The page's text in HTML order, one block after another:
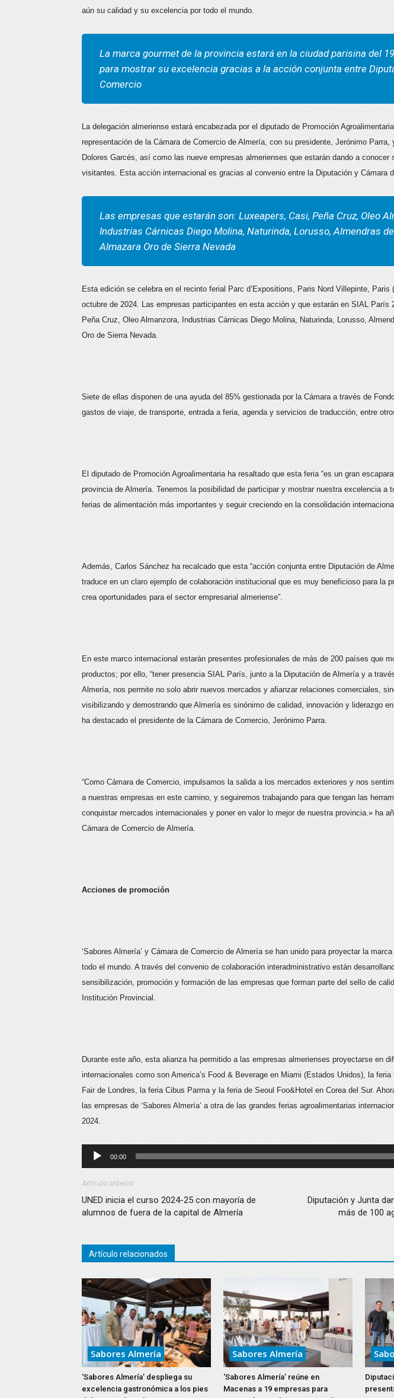
aún su calidad y su excelencia por todo el mundo.
La marca gourmet de la provincia estará en la ciudad parisina del
para mostrar su excelencia gracias a la acción conjunta entre
Comercio
La delegación almeriense estará encabezada por el diputado de Promoción
representación de la Cámara de Comercio de Almería, con su presidente, Jerónimo
Dolores Garcés, así como las nueve empresas almerienses que estarán dando a conocer
visitantes. Esta acción internacional es gracias al convenio entre la Diputación y Cámara
Las empresas que estarán son: Luxeapers, Casi, Peña Cruz, Oleo
Industrias Cárnicas Diego Molina, Naturinda, Lorusso, Almendras
Almazara Oro de Sierra Nevada
Esta edición se celebra en el recinto ferial Parc d’Expositions, Paris Nord Villepinte, Paris
octubre de 2024. Las empresas participantes en esta acción y que estarán en SIAL París
Peña Cruz, Oleo Almanzora, Industrias Cárnicas Diego Molina, Naturinda, Lorusso,
Oro de Sierra Nevada.
Siete de ellas disponen de una ayuda del 85% gestionada por la Cámara a través de
gastos de viaje, de transporte, entrada a feria, agenda y servicios de traducción, entre
El diputado de Promoción Agroalimentaria ha resaltado que esta feria “es un gran
provincia de Almería. Tenemos la posibilidad de participar y mostrar nuestra excelencia a
ferias de alimentación más importantes y seguir creciendo en la consolidación
Además, Carlos Sánchez ha recalcado que esta “acción conjunta entre Diputación de
traduce en un claro ejemplo de colaboración institucional que es muy beneficioso para la
crea oportunidades para el sector empresarial almeriense”.
En este marco internacional estarán presentes profesionales de más de 200 países que
productos; por ello, “tener presencia SIAL París, junto a la Diputación de Almería y a
Almería, nos permite no solo abrir nuevos mercados y afianzar relaciones comerciales,
visibilizando y demostrando que Almería es sinónimo de calidad, innovación y liderazgo
ha destacado el presidente de la Cámara de Comercio, Jerónimo Parra.
“Como Cámara de Comercio, impulsamos la salida a los mercados exteriores y nos
a nuestras empresas en este camino, y seguiremos trabajando para que tengan las
conquistar mercados internacionales y poner en valor lo mejor de nuestra provincia.» ha
Cámara de Comercio de Almería.
Acciones de promoción
‘Sabores Almería’ y Cámara de Comercio de Almería se han unido para proyectar la
todo el mundo. A través del convenio de colaboración interadministrativo están
sensibilización, promoción y formación de las empresas que forman parte del sello de
Institución Provincial.
Durante este año, esta alianza ha permitido a las empresas almerienses proyectarse en
internacionales como son America’s Food & Beverage en Miami (Estados Unidos), la
Fair de Londres, la feria Cibus Parma y la feria de Seoul Foo&Hotel en Corea del Sur.
las empresas de ‘Sabores Almería’ a otra de las grandes ferias agroalimentarias
2024.
Reproductor
de
audio
00:00
Artículo anterior
UNED inicia el curso 2024-25 con mayoría de
alumnos de fuera de la capital de Almería
Diputación y Junta
más de 100
Artículo relacionados
Sabores Almería
‘Sabores Almería’ despliega su
excelencia gastronómica a los pies
Sabores Almería
‘Sabores Almería’ reúne en
Macenas a 19 empresas para